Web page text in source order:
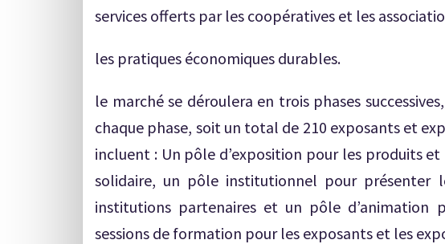
services offerts par les coopératives et les
les pratiques économiques durables.
le marché se déroulera en trois phases
chaque phase, soit un total de 210 exposants et
incluent : Un pôle d’exposition pour les produits et
solidaire, un pôle institutionnel pour présenter
institutions partenaires et un pôle d’animation
sessions de formation pour les exposants et les